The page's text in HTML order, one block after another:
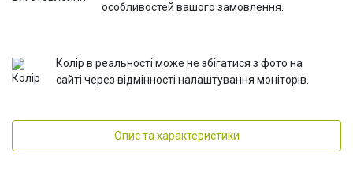
особливостей вашого замовлення.
Колір в реальності може не збігатися з фото на
сайті через відмінності налаштування моніторів.
Опис та характеристики